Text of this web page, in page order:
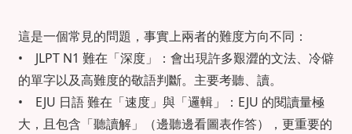
這是一個常見的問題，事實上兩者的難度方向不同：
• JLPT N1 難在「深度」：會出現許多艱澀的文法、冷僻
的單字以及高難度的敬語判斷。主要考聽、讀。
• EJU 日語 難在「速度」與「邏輯」：EJU 的閱讀量極
大，且包含「聽讀解」（邊聽邊看圖表作答），更重要的